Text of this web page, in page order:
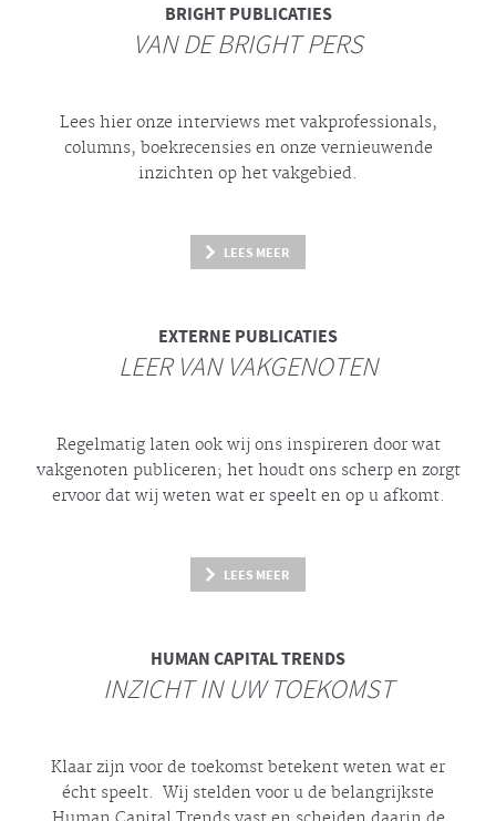
BRIGHTPUBLICATIES
VAN DE BRIGHT PERS
Lees hier onze interviews met vakprofessionals,
columns, boekrecensies en onze vernieuwende
inzichten op het vakgebied.
LEES MEER
EXTERNE PUBLICATIES
LEER VAN VAKGENOTEN
Regelmatig laten ook wij ons inspireren door wat
vakgenoten publiceren; het houdt ons scherp en zorgt
ervoor dat wij weten wat er speelt en op u afkomt.
LEES MEER
HUMAN CAPITAL TRENDS
INZICHT IN UW TOEKOMST
Klaar zijn voor de toekomst betekent weten wat er
écht speelt. Wij stelden voor u de belangrijkste